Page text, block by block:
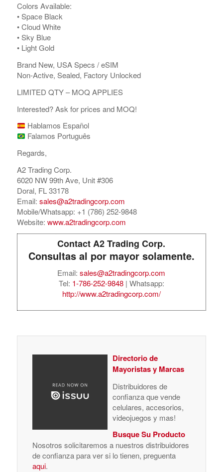
Colors Available:
•⁠ ⁠Space Black
•⁠ ⁠Cloud White
•⁠ ⁠Sky Blue
•⁠ ⁠Light Gold
Brand New, USA Specs / eSIM
Non-Active, Sealed, Factory Unlocked
LIMITED QTY – MOQ APPLIES
Interested? Ask for prices and MOQ!
Hablamos Español
Falamos Português
Regards,
A2 Trading Corp.
6020 NW 99th Ave, Unit #306
Doral, FL 33178
Email: sales@a2tradingcorp.com
Mobile/Whatsapp: +1 (786) 252-9848
Website: www.a2tradingcorp.com
Contact A2 Trading Corp.
Consultas al por mayor solamente.
Email:sales@a2tradingcorp.com
Tel: 1-786-252-9848| Whatsapp:
http://www.a2tradingcorp.com/
Directorio de
Mayoristas y Marcas
Distribuidores de
confianza que vende
celulares, accesorios,
videojuegos y mas!
Busque Su Producto
Nosotros solicitaremos a nuestros distribuidores
de confianza para ver si lo tienen, preguenta
aqui.